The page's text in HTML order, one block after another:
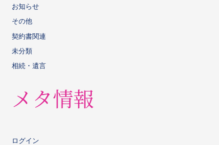
お知らせ
その他
契約書関連
未分類
相続・遺言
メタ情報
ログイン